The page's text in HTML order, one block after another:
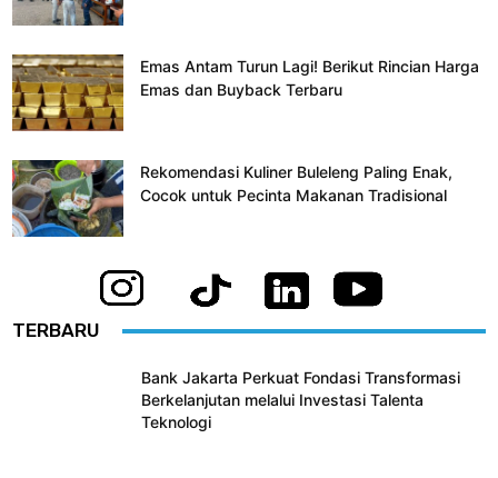
Emas Antam Turun Lagi! Berikut Rincian Harga
Emas dan Buyback Terbaru
Rekomendasi Kuliner Buleleng Paling Enak,
Cocok untuk Pecinta Makanan Tradisional
TERBARU
Bank Jakarta Perkuat Fondasi Transformasi
Berkelanjutan melalui Investasi Talenta
Teknologi